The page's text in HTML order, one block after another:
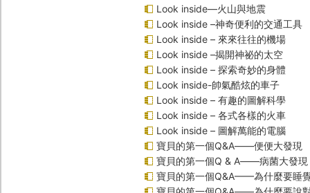
Look inside—火山與地震
Look inside –神奇便利的交通工具
Look inside – 來來往往的機場
Look inside –揭開神祕的太空
Look inside – 探索奇妙的身體
Look inside-帥氣酷炫的車子
Look inside – 有趣的圖解科學
Look inside – 各式各樣的火車
Look inside – 圖解萬能的電腦
寶貝的第一個Q&A――便便大發現
寶貝的第一個Q & A――病菌大發現
寶貝的第一個Q&A——為什麼要睡